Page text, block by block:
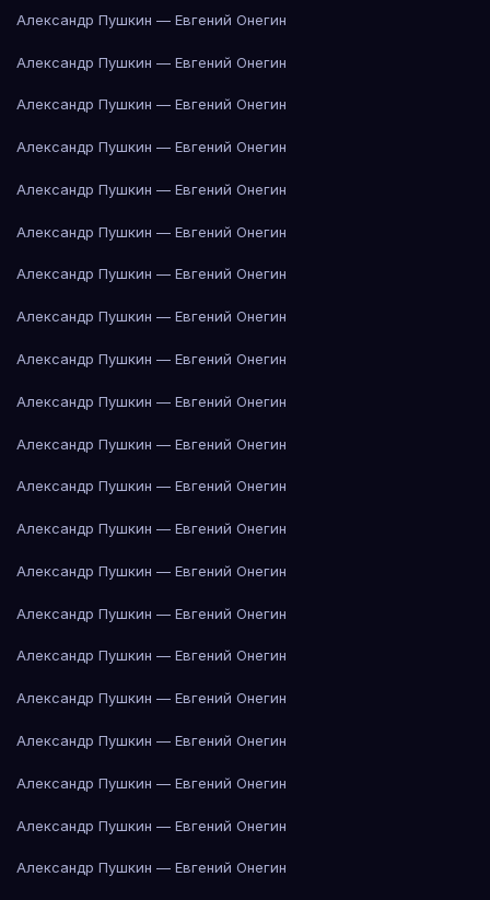
Александр Пушкин — Евгений Онегин
Александр Пушкин — Евгений Онегин
Александр Пушкин — Евгений Онегин
Александр Пушкин — Евгений Онегин
Александр Пушкин — Евгений Онегин
Александр Пушкин — Евгений Онегин
Александр Пушкин — Евгений Онегин
Александр Пушкин — Евгений Онегин
Александр Пушкин — Евгений Онегин
Александр Пушкин — Евгений Онегин
Александр Пушкин — Евгений Онегин
Александр Пушкин — Евгений Онегин
Александр Пушкин — Евгений Онегин
Александр Пушкин — Евгений Онегин
Александр Пушкин — Евгений Онегин
Александр Пушкин — Евгений Онегин
Александр Пушкин — Евгений Онегин
Александр Пушкин — Евгений Онегин
Александр Пушкин — Евгений Онегин
Александр Пушкин — Евгений Онегин
Александр Пушкин — Евгений Онегин